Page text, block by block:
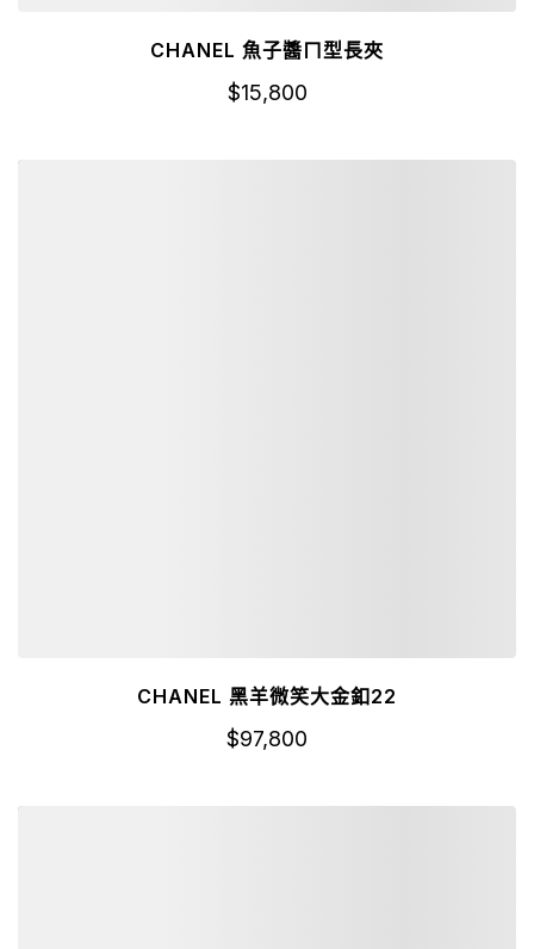
CHANEL 魚子醬ㄇ型長夾
$15,800
CHANEL 黑羊微笑大金釦22
$97,800